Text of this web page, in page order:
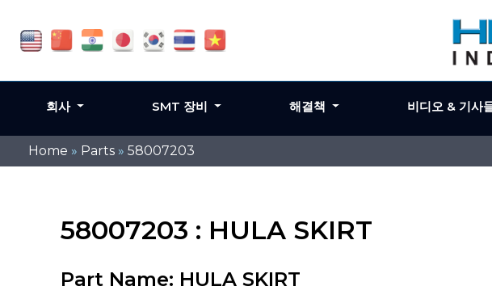
Home » Parts » 58007203
58007203 : HULA SKIRT
Part Name: HULA SKIRT
회사 SMT 장비 해결책 비디오 & 기사